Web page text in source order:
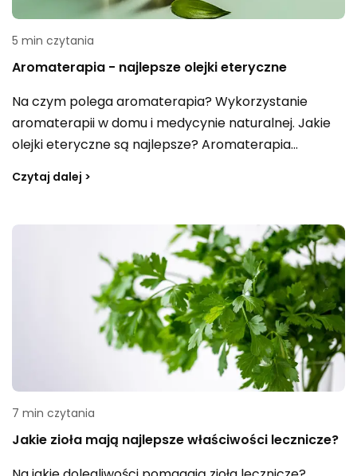
5 min czytania
Aromaterapia - najlepsze olejki eteryczne
Na czym polega aromaterapia? Wykorzystanie
aromaterapii w domu i medycynie naturalnej. Jakie
olejki eteryczne są najlepsze? Aromaterapia
oznaczającego zapach i „terapia”, definiowanego
wyzdrowienia, a także lepszego samopoczucia.
Bazuje ona na wykorzystaniu olejków eterycznych,
które pozytywnie oddziałują na nastrój człowieka,
jego umysł i zdrowie fizyczne. W aromaterapii
niezwykle istotne jest kompleksowe podejście do
każdego pacjenta, czyli podkreślenie samopoczucia
fizycznego, a także psychicznego jako integralnej
Czytaj dalej >
7 min czytania
Jakie zioła mają najlepsze właściwości lecznicze?